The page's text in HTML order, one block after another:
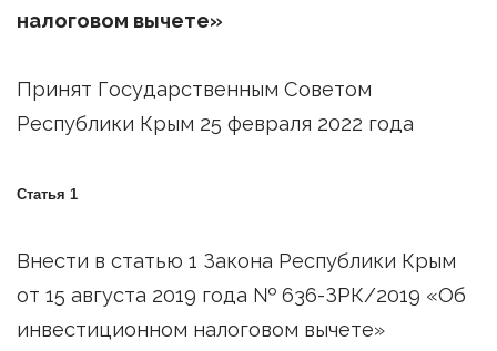
налоговом вычете»
Принят Государственным Советом
Республики Крым 25 февраля 2022 года
Статья 1
Внести в статью 1 Закона Республики Крым
от 15 августа 2019 года № 636-ЗРК/2019 «Об
инвестиционном налоговом вычете»